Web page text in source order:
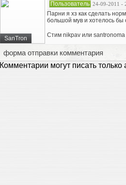
SanTron
Пользователь 24-09-2011 -
Парни я хз как сделать
большой мув и хотелось бы
Стим nikpav или santronoma
форма отправки комментария
Комментарии могут писать